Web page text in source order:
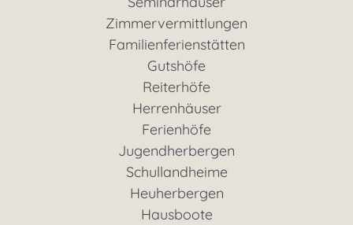
Zimmervermittlungen
Familienferienstätten
Gutshöfe
Reiterhöfe
Herrenhäuser
Ferienhöfe
Jugendherbergen
Schullandheime
Heuherbergen
Hausboote